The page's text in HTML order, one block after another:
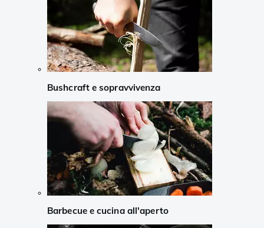
Bushcraft e sopravvivenza
Barbecue e cucina all'aperto